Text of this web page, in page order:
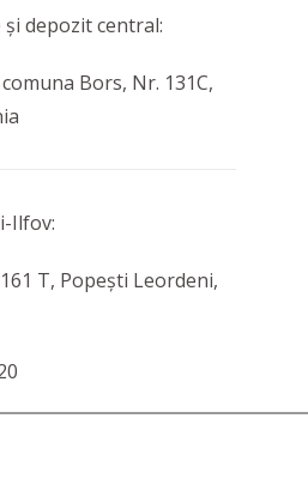
depozit central:
Bors, Nr. 131C,
Ilfov:
T, Popeşti Leordeni,